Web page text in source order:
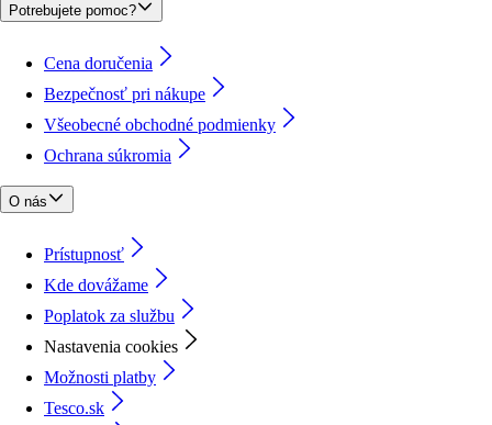
Potrebujete pomoc?
Cena doručenia
Bezpečnosť pri nákupe
Všeobecné obchodné podmienky
Ochrana súkromia
O nás
Prístupnosť
Kde dovážame
Poplatok za službu
Nastavenia cookies
Možnosti platby
Tesco.sk